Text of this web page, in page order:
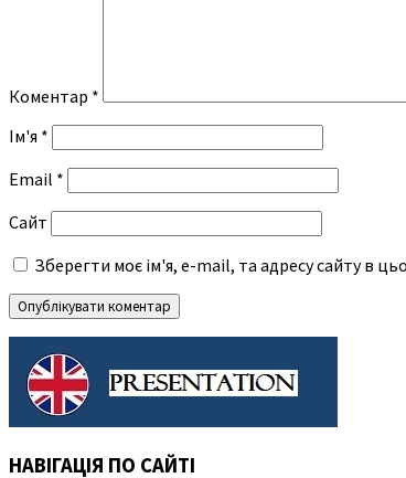
Коментар *
Ім'я *
Email *
Сайт
Зберегти моє ім'я, e-mail, та адресу сайту в
НАВІГАЦІЯ ПО САЙТІ